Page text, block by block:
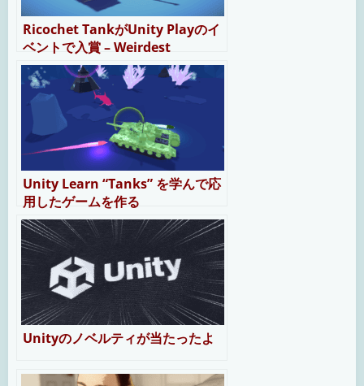
Ricochet TankがUnity Playのイ
ベントで入賞 – Weirdest
Unity Learn “Tanks” を学んで応
用したゲームを作る
Unityのノベルティが当たったよ